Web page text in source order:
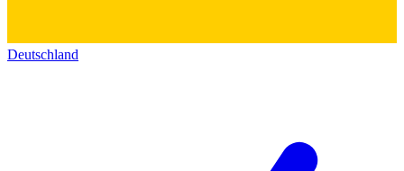
Deutschland